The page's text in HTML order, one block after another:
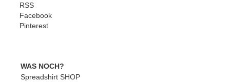
RSS
Facebook
Pinterest
WAS NOCH?
Spreadshirt SHOP